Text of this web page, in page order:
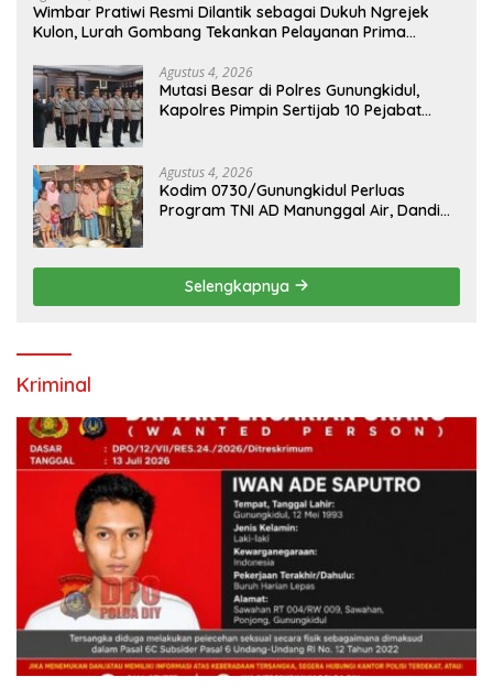
Wimbar Pratiwi Resmi Dilantik sebagai Dukuh Ngrejek
Kulon, Lurah Gombang Tekankan Pelayanan Prima
Agustus 4, 2026
Mutasi Besar di Polres Gunungkidul,
Kapolres Pimpin Sertijab 10 Pejabat
Agustus 4, 2026
Kodim 0730/Gunungkidul Perluas
Program TNI AD Manunggal Air, Dandim:
Selengkapnya
Kriminal